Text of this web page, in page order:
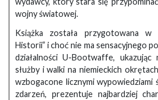
wojny światowej.
Książka została przygotowana w
Historii” i choć nie ma sensacyjnego
działalności U-Bootwaffe, ukazując
służby i walki na niemieckich
wzbogacone licznymi
zdarzeń, prezentuje najbardziej